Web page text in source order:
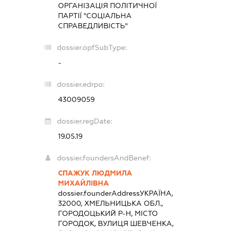
ОРГАНІЗАЦІЯ ПОЛІТИЧНОЇ
ПАРТІЇ "СОЦІАЛЬНА
СПРАВЕДЛИВІСТЬ"
dossier.opfSubType:
-
dossier.edrpo:
43009059
dossier.regDate:
19.05.19
dossier.foundersAndBenef:
СПАЖУК ЛЮДМИЛА
МИХАЙЛІВНА
dossier.founderAddressУКРАЇНА,
32000, ХМЕЛЬНИЦЬКА ОБЛ.,
ГОРОДОЦЬКИЙ Р-Н, МІСТО
ГОРОДОК, ВУЛИЦЯ ШЕВЧЕНКА,